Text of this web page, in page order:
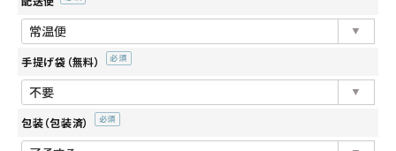
名入れ（のし下 ※必要な場合は記入）
メッセージカード（無料）
(必
須)
手提げ袋（無料）
包装（包装済）